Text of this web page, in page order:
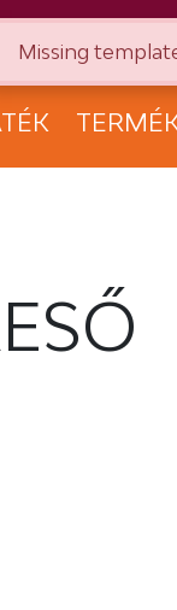
Missing